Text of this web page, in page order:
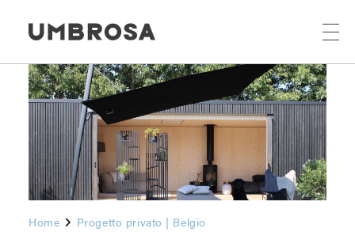
Home Progetto privato | Belgio